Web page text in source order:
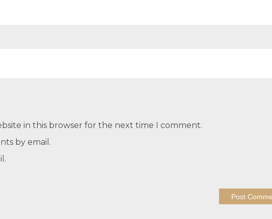
in this browser for the next time I comment.
by email.